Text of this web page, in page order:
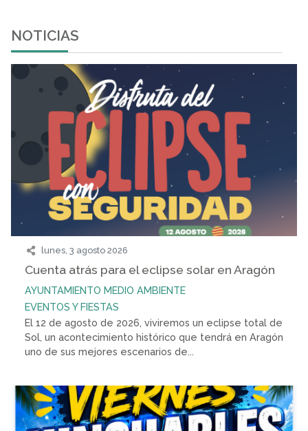
NOTICIAS
lunes, 3 agosto 2026
Cuenta atrás para el eclipse solar en Aragón
AYUNTAMIENTO MEDIO AMBIENTE
EVENTOS Y FIESTAS
El 12 de agosto de 2026, viviremos un eclipse total de
Sol, un acontecimiento histórico que tendrá en Aragón
uno de sus mejores escenarios de...